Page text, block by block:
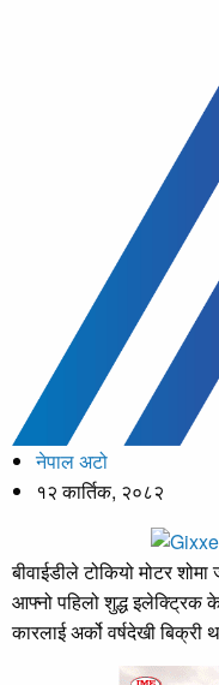
नेपाल अटो
१२ कार्तिक, २०८२
बीवाईडीले टोकियो मोटर
आफ्नो पहिलो शुद्ध इलेक्ट्रिक
कारलाई अर्को वर्षदेखी